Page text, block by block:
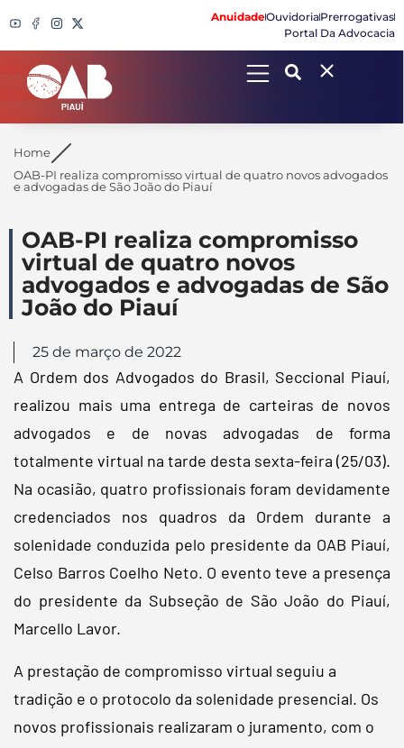
AnuidadeOuvidoriaPrerrogativas
Portal Da Advocacia
Search
Home
OAB-PI realiza compromisso virtual de quatro novos advogados
e advogadas de São João do Piauí
OAB-PI realiza compromisso
virtual de quatro novos
advogados e advogadas de São
João do Piauí
25 de março de 2022
A Ordem dos Advogados do Brasil, Seccional Piauí,
realizou mais uma entrega de carteiras de novos
advogados e de novas advogadas de forma
totalmente virtual na tarde desta sexta-feira (25/03).
Na ocasião, quatro profissionais foram devidamente
credenciados nos quadros da Ordem durante a
solenidade conduzida pelo presidente da OAB Piauí,
Celso Barros Coelho Neto. O evento teve a presença
do presidente da Subseção de São João do Piauí,
Marcello Lavor.
A prestação de compromisso virtual seguiu a
tradição e o protocolo da solenidade presencial. Os
novos profissionais realizaram o juramento, com o